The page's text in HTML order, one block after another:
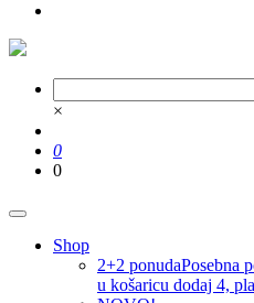
×
0
0
Shop
2+2 ponudaPosebna
u košaricu dodaj 4,